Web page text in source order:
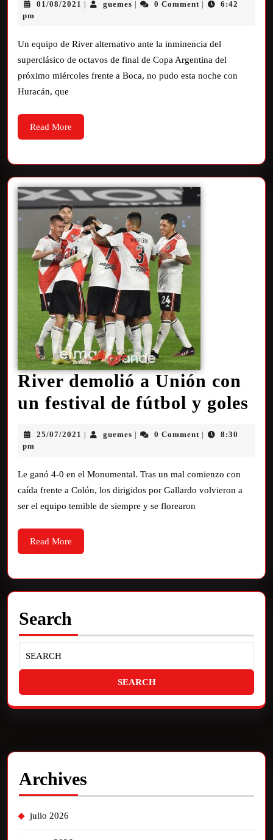
01/08/2021 guemes 0 Comment
6:42
pm
Un equipo de River alternativo ante la inminencia del
superclásico de octavos de final de Copa Argentina del
próximo miércoles frente a Boca, no pudo esta noche con
Huracán, que
Read More
River demolió a Unión con
un festival de fútbol y goles
25/07/2021 guemes 0 Comment
8:30
pm
Le ganó 4-0 en el Monumental. Tras un mal comienzo con
caída frente a Colón, los dirigidos por Gallardo volvieron a
ser el equipo temible de siempre y se florearon
Read More
Search
Archives
julio 2026